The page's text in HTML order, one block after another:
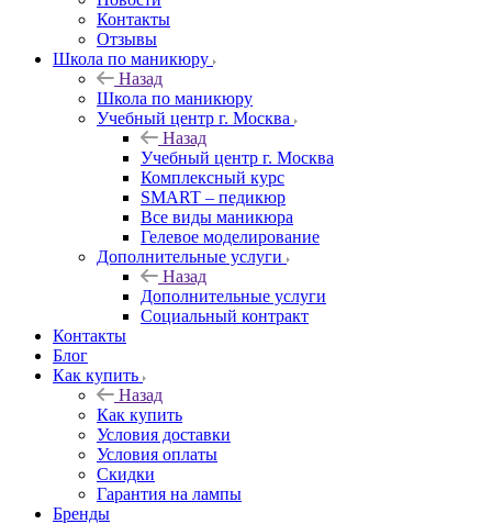
Контакты
Отзывы
Школа по маникюру
Назад
Школа по маникюру
Учебный центр г. Москва
Назад
Учебный центр г. Москва
Комплексный курс
SMART – педикюр
Все виды маникюра
Гелевое моделирование
Дополнительные услуги
Назад
Дополнительные услуги
Социальный контракт
Контакты
Блог
Как купить
Назад
Как купить
Условия доставки
Условия оплаты
Скидки
Гарантия на лампы
Бренды